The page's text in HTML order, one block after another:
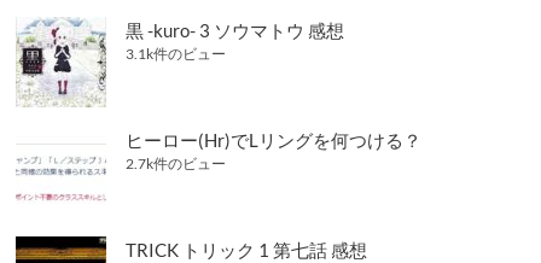
黒 -kuro- 3 ソウマトウ 感想
3.1k件のビュー
ヒーロー(Hr)でLリングを何つける？
2.7k件のビュー
TRICK トリック 1 第七話 感想